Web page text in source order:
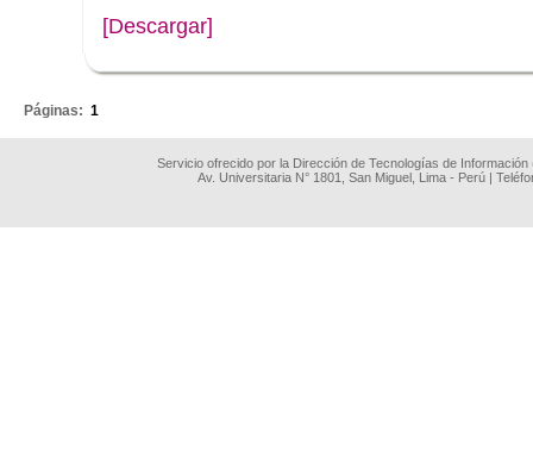
[Descargar]
Páginas: 1
Servicio ofrecido por la Dirección de Tecnologías de
Av. Universitaria N° 1801, San Miguel, Lima - Perú |